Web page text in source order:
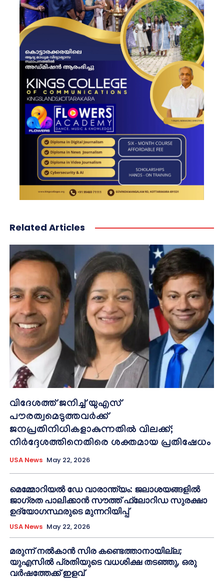
Related Articles
വിദേശത്ത് ജനിച്ച് യുഎസ്
പൗരത്വമെടുത്തവർക്ക്
ജനപ്രതിനിധികളാകുന്നതിൽ വിലക്ക്;
നിർദ്ദേശത്തിനെതിരെ ശക്തമായ പ്രതിഷേധം
USA News May 22, 2026
മെമ്മോറിയൽ ഡേ വാരാന്ത്യം: ജലാശയങ്ങളിൽ
ജാഗ്രത പാലിക്കാൻ സൗത്ത് ഫ്ലോറിഡ സുരക്ഷാ
ഉദ്യോഗസ്ഥരുടെ മുന്നറിയിപ്പ്
USA News May 22, 2026
മരുന്ന് നൽകാൻ സിര കണ്ടെത്താനായില്ല;
യുഎസിൽ പ്രതിയുടെ വധശിക്ഷ തടഞ്ഞു, ഒരു
വർഷത്തേക്ക് ഇളവ്